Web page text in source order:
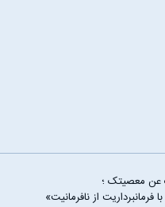
عن معصیتک ؛
از نافرمانیت»